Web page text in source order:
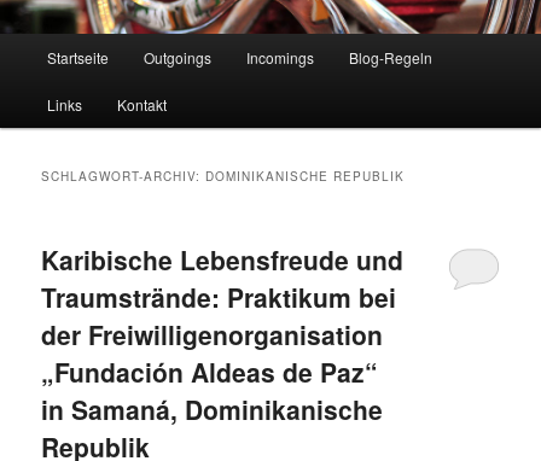
Startseite Outgoings Incomings Blog-Regeln
Links Kontakt
SCHLAGWORT-ARCHIV: DOMINIKANISCHE REPUBLIK
Karibische Lebensfreude und
Traumstrände: Praktikum bei
der Freiwilligenorganisation
„Fundación Aldeas de Paz“
in Samaná, Dominikanische
Republik